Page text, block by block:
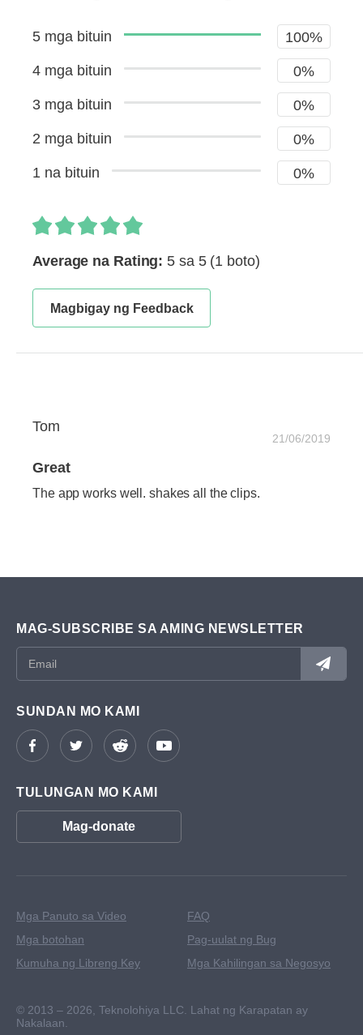
5 mga bituin 100%
4 mga bituin 0%
3 mga bituin 0%
2 mga bituin 0%
1 na bituin 0%
Average na Rating: 5 sa 5 (1 boto)
Magbigay ng Feedback
Tom
21/06/2019
Great
The app works well. shakes all the clips.
MAG-SUBSCRIBE SA AMING NEWSLETTER
SUNDAN MO KAMI
TULUNGAN MO KAMI
Mag-donate
Mga Panuto sa Video
Mga botohan
Kumuha ng Libreng Key
FAQ
Pag-uulat ng Bug
Mga Kahilingan sa Negosyo
© 2013 – 2026, Teknolohiya LLC. Lahat ng Karapatan ay
Nakalaan.